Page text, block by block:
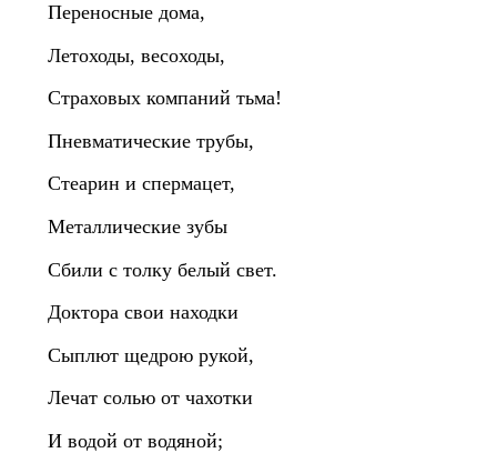
Переносные дома,
Летоходы, весоходы,
Страховых компаний тьма!
Пневматические трубы,
Стеарин и спермацет,
Металлические зубы
Сбили с толку белый свет.
Доктора свои находки
Сыплют щедрою рукой,
Лечат солью от чахотки
И водой от водяной;